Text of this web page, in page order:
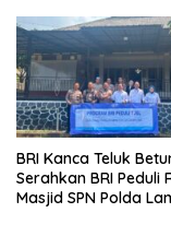
BRI Kanca Teluk
Serahkan BRI Peduli
Masjid SPN Polda